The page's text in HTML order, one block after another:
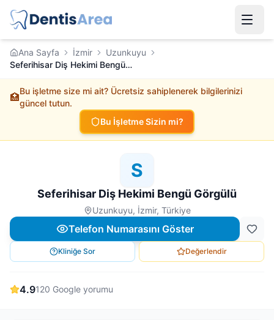
Ana Sayfa İzmir
Uzunkuyu
Seferihisar Diş Hekimi Bengü Görgülü
🏥
Bu işletme size mi ait? Ücretsiz sahiplenerek bilgilerinizi
güncel tutun.
Bu İşletme Sizin mi?
S
Seferihisar Diş Hekimi Bengü Görgülü
Uzunkuyu, İzmir, Türkiye
Telefon Numarasını Göster
Kliniğe Sor Değerlendir
4.9120 Google yorumu